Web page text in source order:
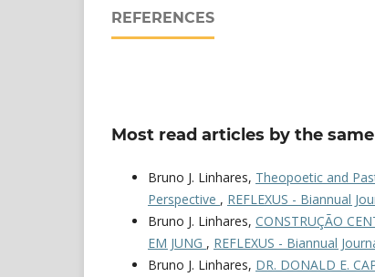
REFERENCES
Most read articles by the
Bruno J. Linhares, Theopoetic and
Perspective , REFLEXUS - Biannual
Bruno J. Linhares, CONSTRUÇÃO
EM JUNG , REFLEXUS - Biannual
Bruno J. Linhares, DR. DONALD E.